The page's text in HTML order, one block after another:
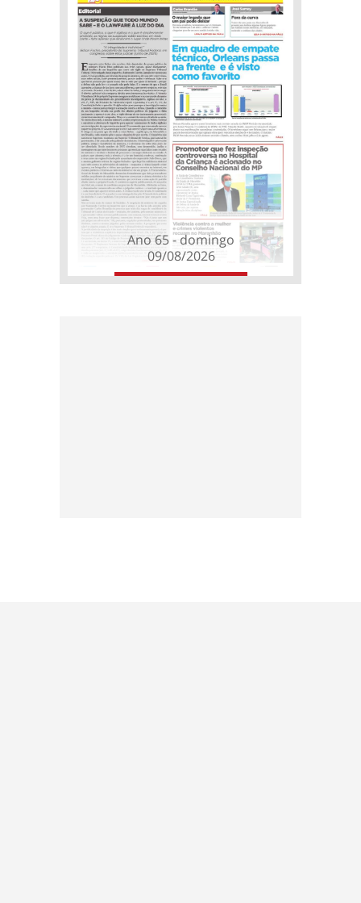
Ano 65 - domingo
09/08/2026